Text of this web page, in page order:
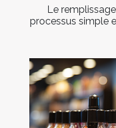
Le
processus simple